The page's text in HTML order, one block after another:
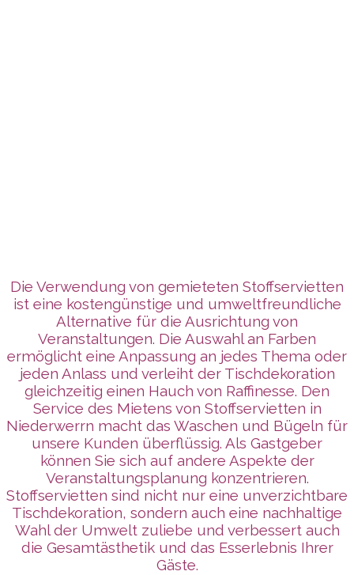
Die Verwendung von gemieteten Stoffservietten
ist eine kostengünstige und umweltfreundliche
Alternative für die Ausrichtung von
Veranstaltungen. Die Auswahl an Farben
ermöglicht eine Anpassung an jedes Thema oder
jeden Anlass und verleiht der Tischdekoration
gleichzeitig einen Hauch von Raffinesse. Den
Service des Mietens von Stoffservietten in
Niederwerrn macht das Waschen und Bügeln für
unsere Kunden überflüssig. Als Gastgeber
können Sie sich auf andere Aspekte der
Veranstaltungsplanung konzentrieren.
Stoffservietten sind nicht nur eine unverzichtbare
Tischdekoration, sondern auch eine nachhaltige
Wahl der Umwelt zuliebe und verbessert auch
die Gesamtästhetik und das Esserlebnis Ihrer
Gäste.